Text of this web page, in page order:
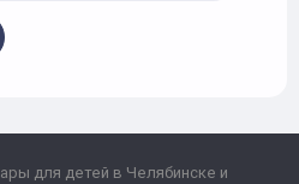
для детей в Челябинске и